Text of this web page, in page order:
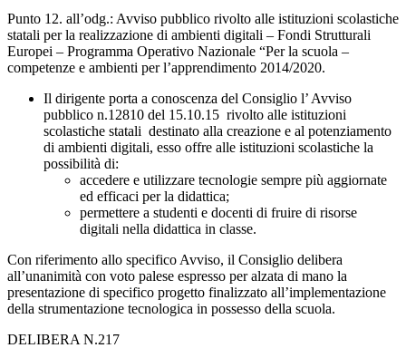
Punto 12. all’odg.: Avviso pubblico rivolto alle istituzioni scolastiche
statali per la realizzazione di ambienti digitali – Fondi Strutturali
Europei – Programma Operativo Nazionale “Per la scuola –
competenze e ambienti per l’apprendimento 2014/2020.
Il dirigente porta a conoscenza del Consiglio l’ Avviso
pubblico n.12810 del 15.10.15 rivolto alle istituzioni
scolastiche statali destinato alla creazione e al potenziamento
di ambienti digitali, esso offre alle istituzioni scolastiche la
possibilità di:
accedere e utilizzare tecnologie sempre più aggiornate
ed efficaci per la didattica;
permettere a studenti e docenti di fruire di risorse
digitali nella didattica in classe.
Con riferimento allo specifico Avviso, il Consiglio delibera
all’unanimità con voto palese espresso per alzata di mano la
presentazione di specifico progetto finalizzato all’implementazione
della strumentazione tecnologica in possesso della scuola.
DELIBERA N.217